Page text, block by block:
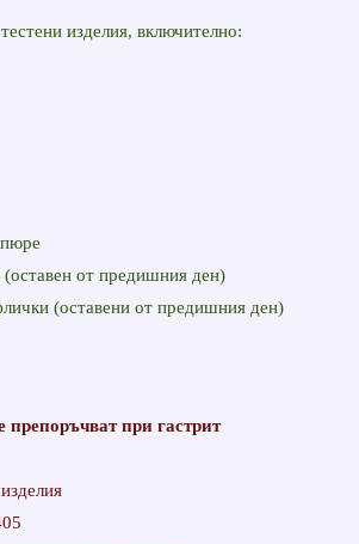
изделия, включително:
от предишния ден)
(оставени от предишния ден)
препоръчват при гастрит